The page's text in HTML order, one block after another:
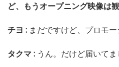
ど、もうオープニング映像は
チヨ : まだですけど、プロモー
タクマ : うん。だけど届いて